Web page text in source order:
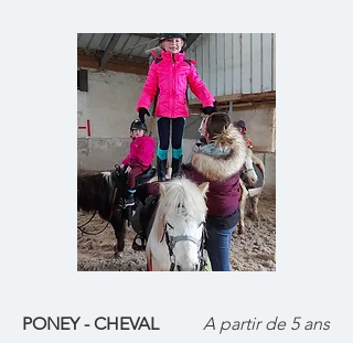
PONEY - CHEVAL
A partir de 5 ans